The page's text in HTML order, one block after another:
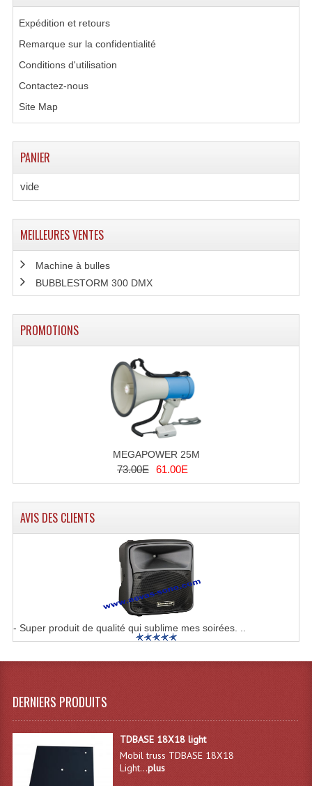
Portes Voix Mégaphones
Pupitre Pour Discours
Samplers, Échantillonneurs
Système Sans Fil In-Ear Monitoring
Table Mixages Et Contrôleurs & Consoles
Tables De Mixage DJ
Controleurs DJ USB / MP3
Consoles Sono Et Studio
Consoles Numériques
Consoles Amplifiées
Lumière
Boules À Facettes
Effets LASERS
Laser Multi-Points
Lasers (Effets Volumetriques)
Lasers D'extérieur Multi-Points
Effets Lumineux À Leds
Effets Lumineux, Effets Disco
Electronique Commande Light
Blocs De Puissance
Expédition et retours
Remarque sur la confidentialité
Conditions d'utilisation
Contactez-nous
Site Map
PANIER
vide
MEILLEURES VENTES
Machine à bulles
BUBBLESTORM 300 DMX
PROMOTIONS
MEGAPOWER 25M
73.00E 61.00E
AVIS DES CLIENTS
- Super produit de qualité qui sublime mes soirées. ..
DERNIERS PRODUITS
TDBASE 18X18 light
Mobil truss TDBASE 18X18
Light...plus